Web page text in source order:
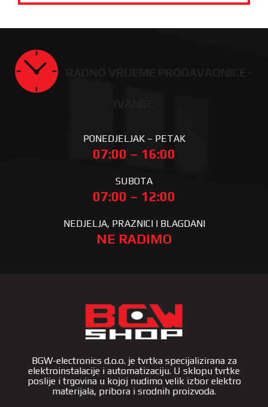
PONEDJELJAK – PETAK
07:00 – 16:00
SUBOTA
07:00 – 12:00
NEDJELJA, PRAZNICI I BLAGDANI
NE RADIMO
BGW-electronics d.o.o. je tvrtka specijalizirana za
elektroinstalacije i automatizaciju. U sklopu tvrtke
poslije i trgovina u kojoj nudimo velik izbor elektro
materijala, pribora i srodnih proizvoda.